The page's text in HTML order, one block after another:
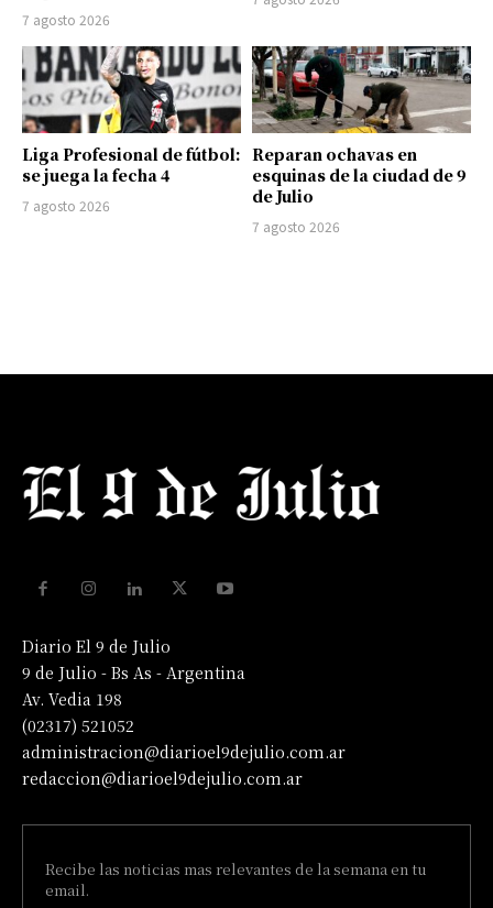
7 agosto 2026
Liga Profesional de fútbol:
se juega la fecha 4
7 agosto 2026
Reparan ochavas en
esquinas de la ciudad de 9
de Julio
7 agosto 2026
Diario El 9 de Julio
9 de Julio - Bs As - Argentina
Av. Vedia 198
(02317) 521052
administracion@diarioel9dejulio.com.ar
redaccion@diarioel9dejulio.com.ar
Recibe las noticias mas relevantes de la semana en tu
email.